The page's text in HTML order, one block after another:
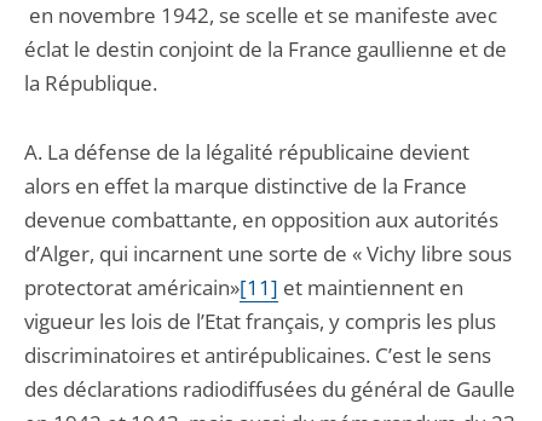
en novembre 1942, se scelle et se manifeste avec
éclat le destin conjoint de la France gaullienne et de
la République.
A. La défense de la légalité républicaine devient
alors en effet la marque distinctive de la France
devenue combattante, en opposition aux autorités
d’Alger, qui incarnent une sorte de « Vichy libre sous
protectorat américain»[11] et maintiennent en
vigueur les lois de l’Etat français, y compris les plus
discriminatoires et antirépublicaines. C’est le sens
des déclarations radiodiffusées du général de Gaulle